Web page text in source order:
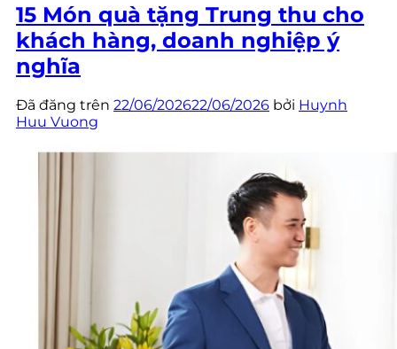
15 Món quà tặng Trung thu cho
khách hàng, doanh nghiệp ý
nghĩa
Đã đăng trên 22/06/202622/06/2026 bởi Huynh
Huu Vuong